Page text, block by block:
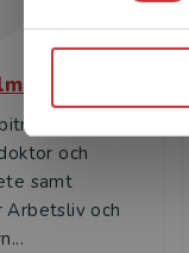
och
samt
Arbetsliv och